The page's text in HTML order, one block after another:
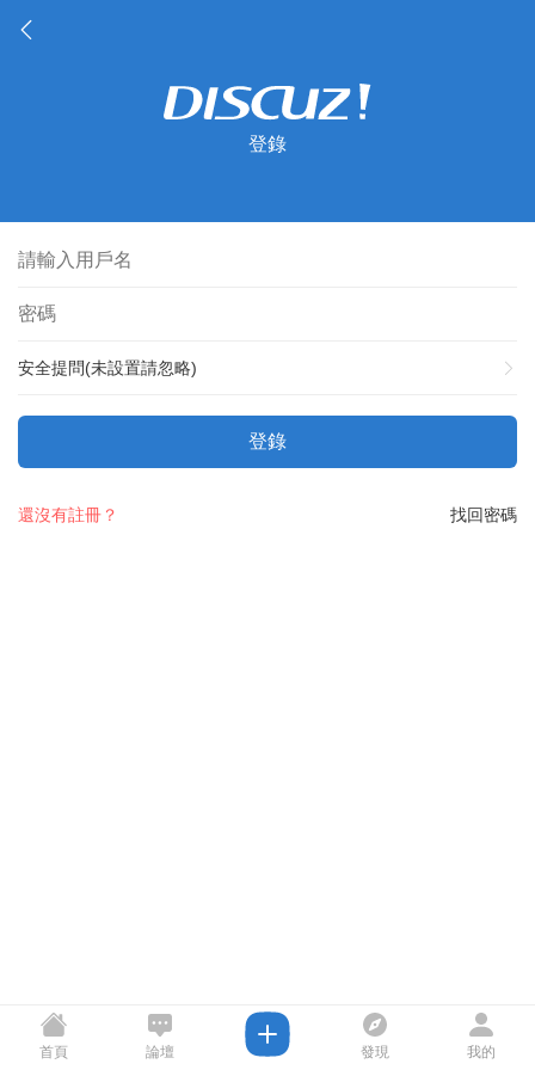
登錄
安全提問(未設置請忽略)
登錄
找回密碼
還沒有註冊？
首頁 論壇 發現 我的